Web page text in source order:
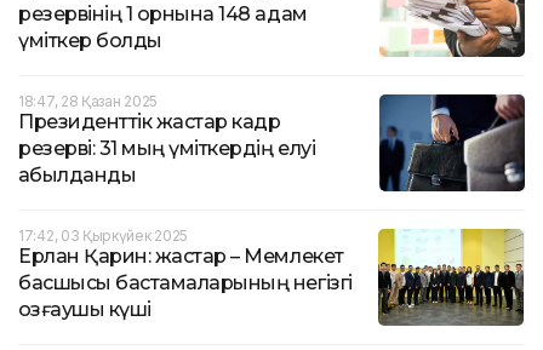
резервінің 1 орнына 148 адам
үміткер болды
18:47, 28 Қазан 2025
Президенттік жастар кадр
резерві: 31 мың үміткердің елуі
қабылданды
17:42, 03 Қыркүйек 2025
Ерлан Қарин: жастар – Мемлекет
басшысы бастамаларының негізгі
қозғаушы күші